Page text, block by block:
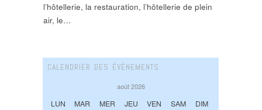
l’hôtellerie, la restauration, l’hôtellerie de plein
air, le…
CALENDRIER DES ÉVÉNEMENTS
août 2026
LUN MAR MER JEU VEN SAM DIM